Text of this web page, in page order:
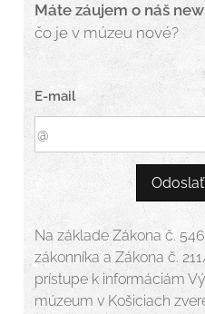
Máte záujem o náš
čo je v múzeu nové?
E-mail
Odoslať
Na základe Zákona č.
zákonníka a Zákona č.
prístupe k informáciám
múzeum v Košiciach